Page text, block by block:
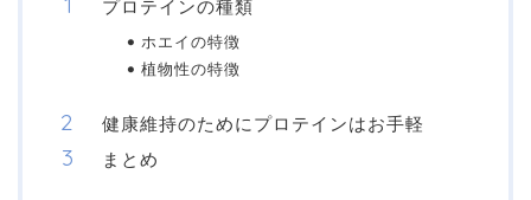
プロテインの種類
ホエイの特徴
植物性の特徴
健康維持のためにプロテインはお手軽
まとめ